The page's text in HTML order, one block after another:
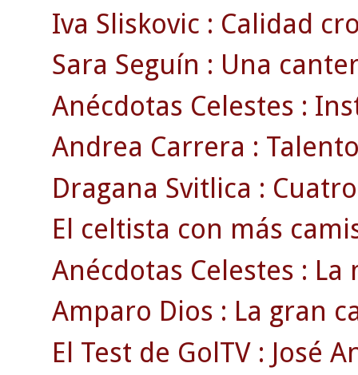
Iva Sliskovic : Calidad
Sara Seguín : Una
Anécdotas Celestes :
Andrea Carrera :
Dragana Svitlica :
El celtista con más
Anécdotas Celestes :
Amparo Dios : La gran
El Test de GolTV : José